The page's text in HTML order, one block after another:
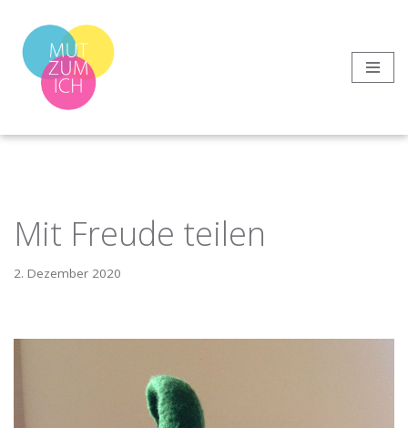
Zum
Inhalt
springen
Mit Freude teilen
2. Dezember 2020